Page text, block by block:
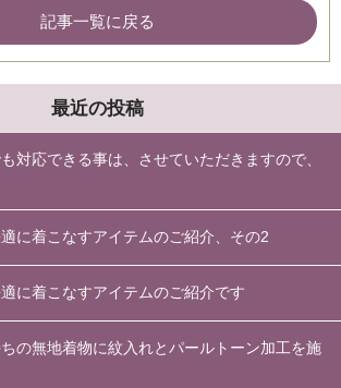
記事一覧に戻る
最近の投稿
対応できる事は、させていただきますので、
に着こなすアイテムのご紹介、その2
に着こなすアイテムのご紹介です
の無地着物に紋入れとパールトーン加工を施